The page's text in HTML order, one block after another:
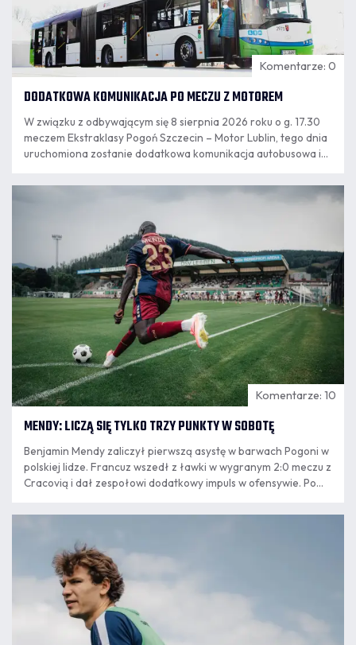
Komentarze: 0
DODATKOWA KOMUNIKACJA PO MECZU Z MOTOREM
W związku z odbywającym się 8 sierpnia 2026 roku o g. 17.30
meczem Ekstraklasy Pogoń Szczecin – Motor Lublin, tego dnia
uruchomiona zostanie dodatkowa komunikacja autobusowa i
Komentarze: 10
MENDY: LICZĄ SIĘ TYLKO TRZY PUNKTY W SOBOTĘ
Benjamin Mendy zaliczył pierwszą asystę w barwach Pogoni w
polskiej lidze. Francuz wszedł z ławki w wygranym 2:0 meczu z
Cracovią i dał zespołowi dodatkowy impuls w ofensywie. Po
podsumował występ, opowiedział o relacji z trenerem